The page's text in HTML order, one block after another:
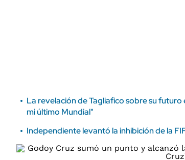
La revelación de Tagliafico sobre su
mi último Mundial"
Independiente levantó la inhibición de la